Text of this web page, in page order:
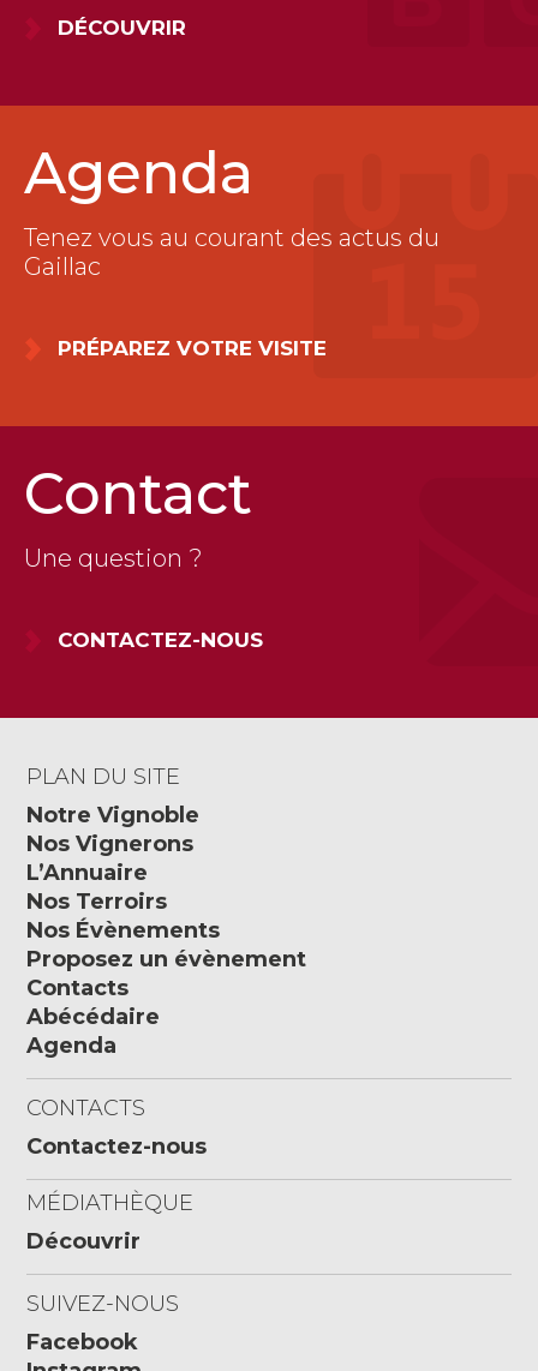
DÉCOUVRIR
Agenda
Tenez vous au courant des actus du
Gaillac
PRÉPAREZ VOTRE VISITE
Contact
Une question ?
CONTACTEZ-NOUS
PLAN DU SITE
Notre Vignoble
Nos Vignerons
L’Annuaire
Nos Terroirs
Nos Évènements
Proposez un évènement
Contacts
Abécédaire
Agenda
CONTACTS
Contactez-nous
MÉDIATHÈQUE
Découvrir
SUIVEZ-NOUS
Facebook